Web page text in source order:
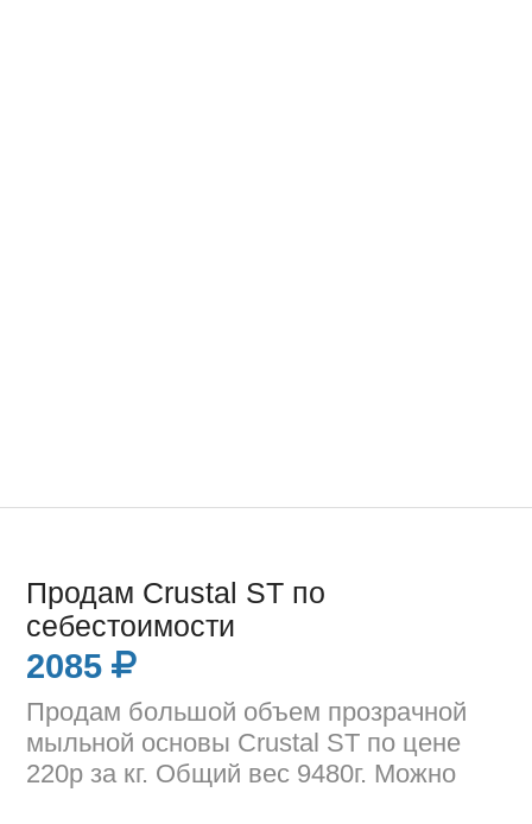
Продам Crustal ST по
себестоимости
2085
Продам большой объем прозрачной
мыльной основы Crustal ST по цене
220р за кг. Общий вес 9480г. Можно